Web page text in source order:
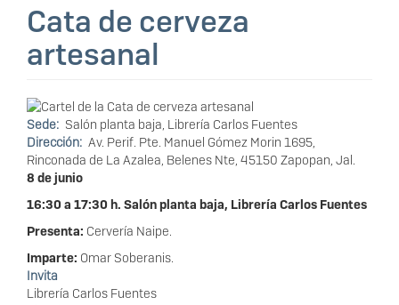
Cata de cerveza
artesanal
Sede
Salón planta baja, Librería Carlos Fuentes
Dirección Av. Perif. Pte. Manuel Gómez Morin 1695,
Rinconada de La Azalea, Belenes Nte, 45150 Zapopan, Jal.
8 de junio
16:30 a 17:30 h. Salón planta baja, Librería Carlos Fuentes
Presenta: Cervería Naipe.
Imparte: Omar Soberanis.
Invita
Librería Carlos Fuentes